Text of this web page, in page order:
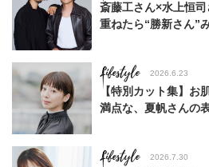
斎藤工さん×水上恒
重ねたら“勝新さん”
Lifestyle 2026.6.23
【特別カット集】お
満点な、夏帆さんの
Lifestyle 2026.7.30